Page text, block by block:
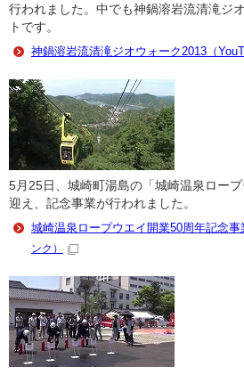
行われました。中でも神鍋溶岩流清滝ジ
トです。
神鍋溶岩流清滝ジオウォーク2013（
5月25日、城崎町湯島の「城崎温泉ロー
迎え、記念事業が行われました。
城崎温泉ロープウエイ開業50周年記念事
ンク）